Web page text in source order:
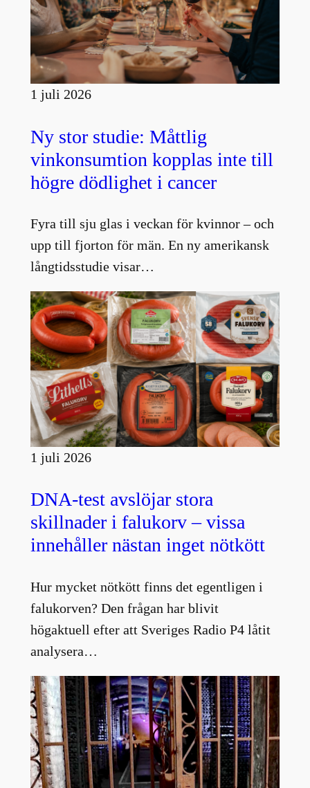
1 juli 2026
Ny stor studie: Måttlig
vinkonsumtion kopplas inte till
högre dödlighet i cancer
Fyra till sju glas i veckan för kvinnor – och
upp till fjorton för män. En ny amerikansk
långtidsstudie visar…
1 juli 2026
DNA-test avslöjar stora
skillnader i falukorv – vissa
innehåller nästan inget nötkött
Hur mycket nötkött finns det egentligen i
falukorven? Den frågan har blivit
högaktuell efter att Sveriges Radio P4 låtit
analysera…